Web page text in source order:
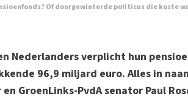
Of doorgewinterde politicus die
Nederlanders verplicht hun
96,9 miljard euro. Alles in
GroenLinks-PvdA senator Paul